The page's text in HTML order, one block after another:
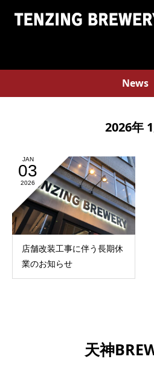
News
2026年
JAN
03
2026
店舗改装工事に伴う長期休
業のお知らせ
天神